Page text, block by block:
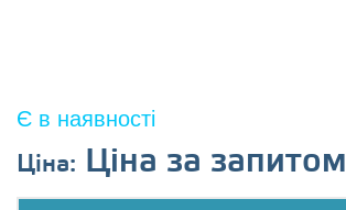
Є в наявності
Ціна: Ціна за запитом